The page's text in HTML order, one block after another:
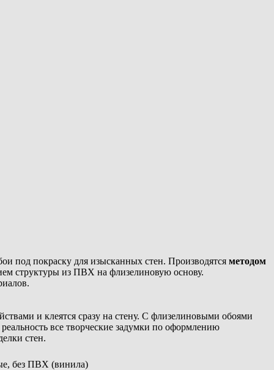
под покраску для изысканных стен. Производятся методом
структуры из ПВХ на флизелиновую основу.
и клеятся сразу на стену. С флизелиновыми обоями
все творческие задумки по оформлению
стен.
без ПВХ (винила)